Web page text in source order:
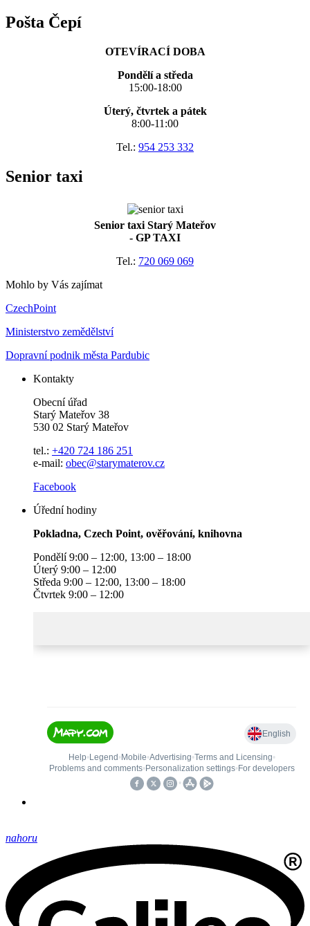
Pošta Čepí
OTEVÍRACÍ DOBA
Pondělí a středa
15:00-18:00
Úterý, čtvrtek a pátek
8:00-11:00
Tel.: 954 253 332
Senior taxi
Senior taxi Starý Mateřov
- GP TAXI
Tel.: 720 069 069
Mohlo by Vás zajímat
CzechPoint
Ministerstvo zemědělství
Dopravní podnik města Pardubic
Kontakty
Obecní úřad
Starý Mateřov 38
530 02 Starý Mateřov
tel.: +420 724 186 251
e-mail: obec@starymaterov.cz
Facebook
Úřední hodiny
Pokladna, Czech Point, ověřování, knihovna
Pondělí 9:00 – 12:00, 13:00 – 18:00
Úterý 9:00 – 12:00
Středa 9:00 – 12:00, 13:00 – 18:00
Čtvrtek 9:00 – 12:00
nahoru